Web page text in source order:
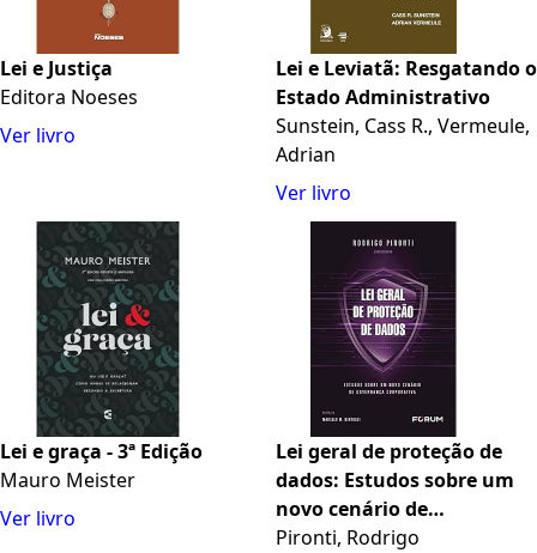
Lei e Justiça
Editora Noeses
Ver livro
Lei e Leviatã: Resgatando o
Estado Administrativo
Sunstein, Cass R., Vermeule,
Adrian
Ver livro
Lei e graça - 3ª Edição
Mauro Meister
Ver livro
Lei geral de proteção de
dados: Estudos sobre um
novo cenário de
Governança Corporativa
Pironti, Rodrigo